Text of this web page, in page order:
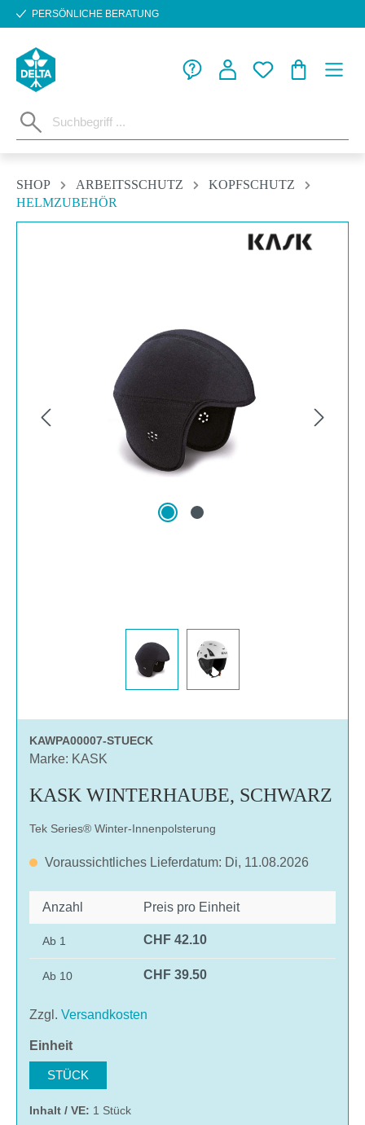
Zum Hauptinhalt springen
PERSÖNLICHE BERATUNG
SHOP ARBEITSSCHUTZ
KOPFSCHUTZ
HELMZUBEHÖR
KAWPA00007-STUECK
Marke: KASK
KASK WINTERHAUBE, SCHWARZ
Tek Series® Winter-Innenpolsterung
Voraussichtliches Lieferdatum: Di, 11.08.2026
Anzahl Preis pro Einheit
Ab 1 CHF 42.10
Ab 10 CHF 39.50
Zzgl. Versandkosten
Einheitauswählen
STÜCK
Inhalt / VE: 1 Stück